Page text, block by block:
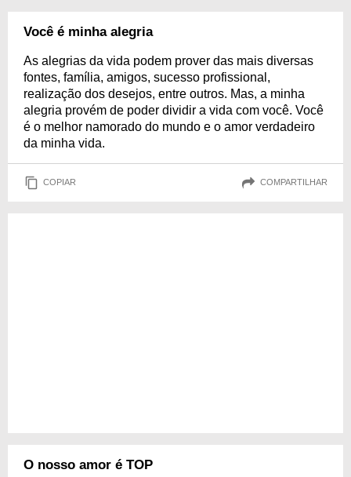
Você é minha alegria
As alegrias da vida podem prover das mais diversas
fontes, família, amigos, sucesso profissional,
realização dos desejos, entre outros. Mas, a minha
alegria provém de poder dividir a vida com você. Você
é o melhor namorado do mundo e o amor verdadeiro
da minha vida.
COPIAR COMPARTILHAR
O nosso amor é TOP